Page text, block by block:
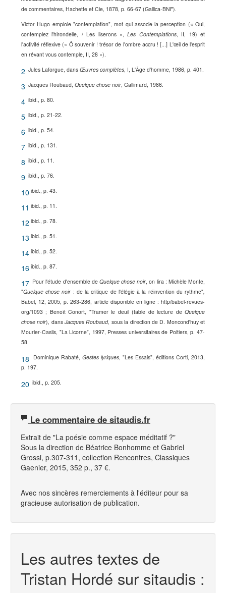
de commentaires, Hachette et Cie, 1878, p. 66-67 (Gallica-BNF).
Victor Hugo emploie "contemplation", mot qui associe la perception (« Oui,
contemplez l'hirondelle, / Les liserons »,Les Contemplations, II, 19) et
l'activité réflexive (« Ô souvenir ! trésor de l'ombre accru ! [...] L'œil de l'esprit
en rêvant vous contemple, II, 28 »).
2 Jules Laforgue, dans Œuvres complètes, I, L'Âge d'homme, 1986, p. 401.
3 Jacques Roubaud, Quelque chose noir, Gallimard, 1986.
4 ibid., p. 80.
5 ibid., p. 21-22.
6 ibid., p. 54.
7 ibid., p. 131.
8 ibid., p. 11.
9 ibid., p. 76.
10 ibid., p. 43.
11 ibid., p. 11.
12 ibid., p. 78.
13 ibid., p. 51.
14 ibid., p. 52.
16 ibid., p. 87.
17 Pour l'étude d'ensemble de Quelque chose noir, on lira : Michèle Monte,
"Quelque chose noir : de la critique de l'élégie à la réinvention du rythme",
Babel, 12, 2005, p. 263-286, article disponible en ligne : http/babel-revues-
org/1093 ; Benoît Conort, "Tramer le deuil (table de lecture de Quelque
chose noir), dansJacques Roubaud, sous la direction de D. Moncond'huy et
Mourier-Casils, "La Licorne", 1997, Presses universitaires de Poitiers, p. 47-
58.
18 Dominique Rabaté, Gestes lyriques, "Les Essais", éditions Corti, 2013,
p. 197.
20 ibid., p. 205.
Le commentaire de sitaudis.fr
Extrait de "La poésie comme espace méditatif ?"
Sous la direction de Béatrice Bonhomme et Gabriel
Grossi, p.307-311, collection Rencontres, Classiques
Gaenier, 2015, 352 p., 37 €.
Avec nos sincères remerciements à l'éditeur pour sa
gracieuse autorisation de publication.
Les autres textes de
Tristan Hordé sur sitaudis :